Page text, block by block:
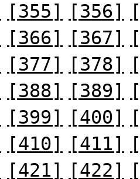
[355] [356]
[366] [367]
[377] [378]
[388] [389]
[399] [400]
[410] [411]
[421] [422]